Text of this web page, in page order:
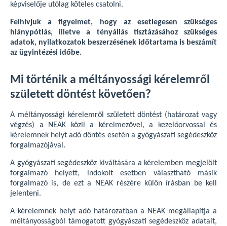
képviselője utólag köteles csatolni.
Felhívjuk a figyelmet, hogy az esetlegesen szükséges
hiánypótlás, illetve a tényállás tisztázásához szükséges
adatok, nyilatkozatok beszerzésének időtartama is beszámít
az ügyintézési időbe.
Mi történik a méltányossági kérelemről
született döntést követően?
A méltányossági kérelemről született döntést (határozat vagy
végzés) a NEAK közli a kérelmezővel, a kezelőorvossal és
kérelemnek helyt adó döntés esetén a gyógyászati segédeszköz
forgalmazójával.
A gyógyászati segédeszköz kiváltására a kérelemben megjelölt
forgalmazó helyett, indokolt esetben választható másik
forgalmazó is, de ezt a NEAK részére külön írásban be kell
jelenteni.
A kérelemnek helyt adó határozatban a NEAK megállapítja a
méltányosságból támogatott gyógyászati segédeszköz adatait,